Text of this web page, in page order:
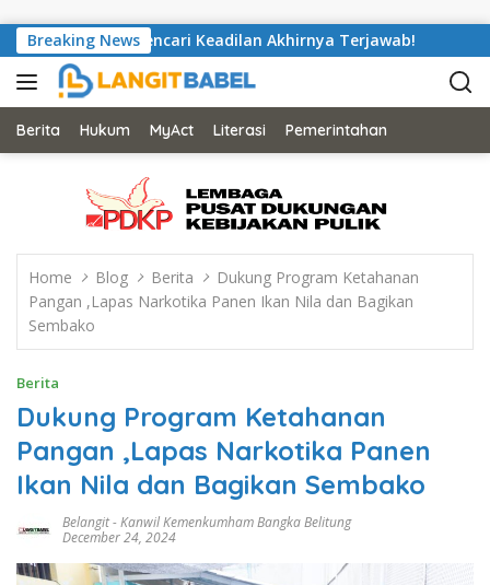
Breaking News
Mencari Keadilan Akhirnya Terjawab!
Berita Hukum MyAct Literasi Pemerintahan
Home Blog Berita
Dukung Program Ketahanan
Pangan ,Lapas Narkotika Panen Ikan Nila dan Bagikan
Sembako
Berita
Dukung Program Ketahanan
Pangan ,Lapas Narkotika Panen
Ikan Nila dan Bagikan Sembako
Belangit-Kanwil Kemenkumham Bangka Belitung
December 24, 2024